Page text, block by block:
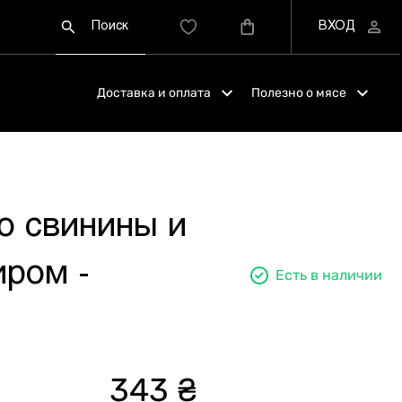
Доставка и оплата Полезно о мясе
свинины и
-
Есть в наличии
343 ₴